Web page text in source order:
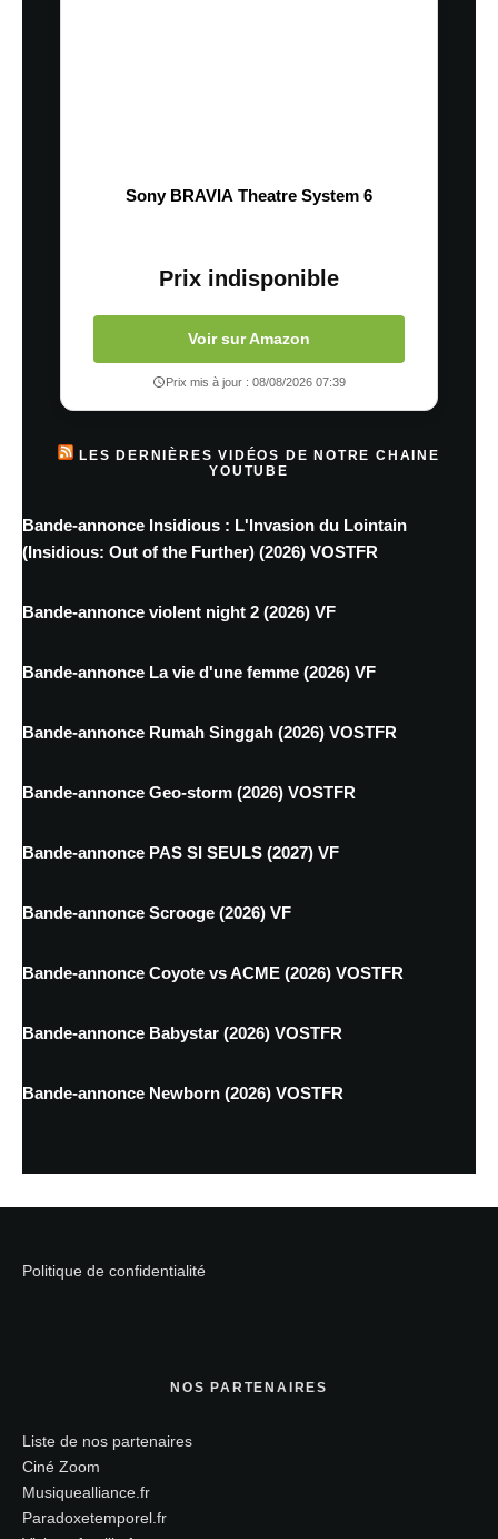
Sony BRAVIA Theatre System 6
Prix indisponible
Voir sur Amazon
Prix mis à jour : 08/08/2026 07:39
LES DERNIÈRES VIDÉOS DE NOTRE CHAINE
YOUTUBE
Bande-annonce Insidious : L'Invasion du Lointain
(Insidious: Out of the Further) (2026) VOSTFR
Bande-annonce violent night 2 (2026) VF
Bande-annonce La vie d'une femme (2026) VF
Bande-annonce Rumah Singgah (2026) VOSTFR
Bande-annonce Geo-storm (2026) VOSTFR
Bande-annonce PAS SI SEULS (2027) VF
Bande-annonce Scrooge (2026) VF
Bande-annonce Coyote vs ACME (2026) VOSTFR
Bande-annonce Babystar (2026) VOSTFR
Bande-annonce Newborn (2026) VOSTFR
Politique de confidentialité
NOS PARTENAIRES
Liste de nos partenaires
Ciné Zoom
Musiquealliance.fr
Paradoxetemporel.fr